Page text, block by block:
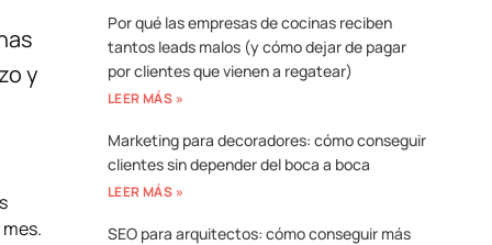
y
Por qué las empresas de cocinas reciben
tantos leads malos (y cómo dejar de pagar
por clientes que vienen a regatear)
LEER MÁS »
Marketing para decoradores: cómo conseguir
clientes sin depender del boca a boca
LEER MÁS »
SEO para arquitectos: cómo conseguir más